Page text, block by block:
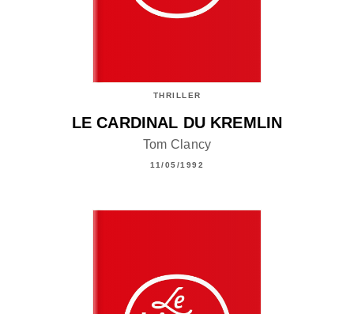
THRILLER
LE CARDINAL DU KREMLIN
Tom Clancy
11/05/1992